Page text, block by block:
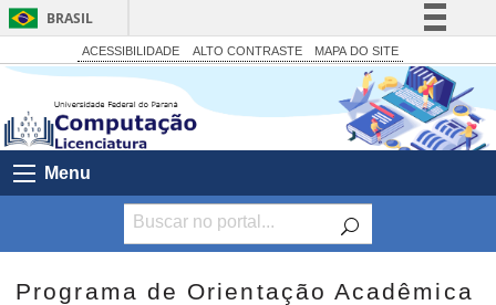
BRASIL
Simplifique!
Comunica BR
Participe
Acesso à informação
Canais
ACESSIBILIDADE ALTO CONTRASTE MAPA DO SITE
Menu
Programa de Orientação Acadêmica